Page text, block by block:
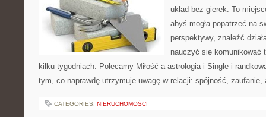
układ bez gierek. To
abyś mogła popatrzeć na
perspektywy, znaleźć
nauczyć się komunikować
kilku tygodniach. Polecamy Miłość a astrologia i Single i
tym, co naprawdę utrzymuje uwagę w relacji: spójność,
CATEGORIES: NIERUCHOMOŚCI